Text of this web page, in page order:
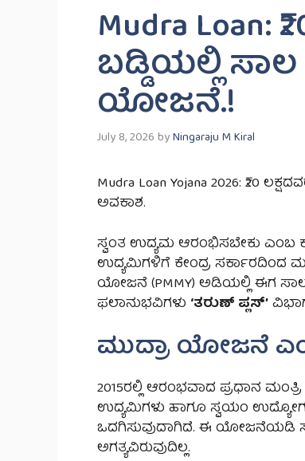
Mudra Loan:
ಬಡ್ಡಿಯಲ್ಲಿ
ಯೋಜನೆ.!
July 8, 2026byNingaraju M Kiral
Mudra Loan Yojana 2026: ₹20
ಅವಕಾಶ.
ಸ್ವಂತ ಉದ್ಯಮ ಆರಂಭಿಸಬೇಕು ಎಂಬ
ಉದ್ಯಮಿಗಳಿಗೆ ಕೇಂದ್ರ ಸರ್ಕಾರದಿಂದ
ಯೋಜನೆ (PMMY) ಅಡಿಯಲ್ಲಿ ಈಗ
ಫಲಾನುಭವಿಗಳು ‘ತರುಣ್ ಪ್ಲಸ್’
ಮುದ್ರಾ ಯೋಜನೆ
2015ರಲ್ಲಿ ಆರಂಭವಾದ ಪ್ರಧಾನ
ಉದ್ಯಮಿಗಳು ಹಾಗೂ ಸ್ವಯಂ
ಒದಗಿಸುವುದಾಗಿದೆ. ಈ ಯೋಜನೆಯಡಿ
ಅಗತ್ಯವಿರುವುದಿಲ್ಲ.